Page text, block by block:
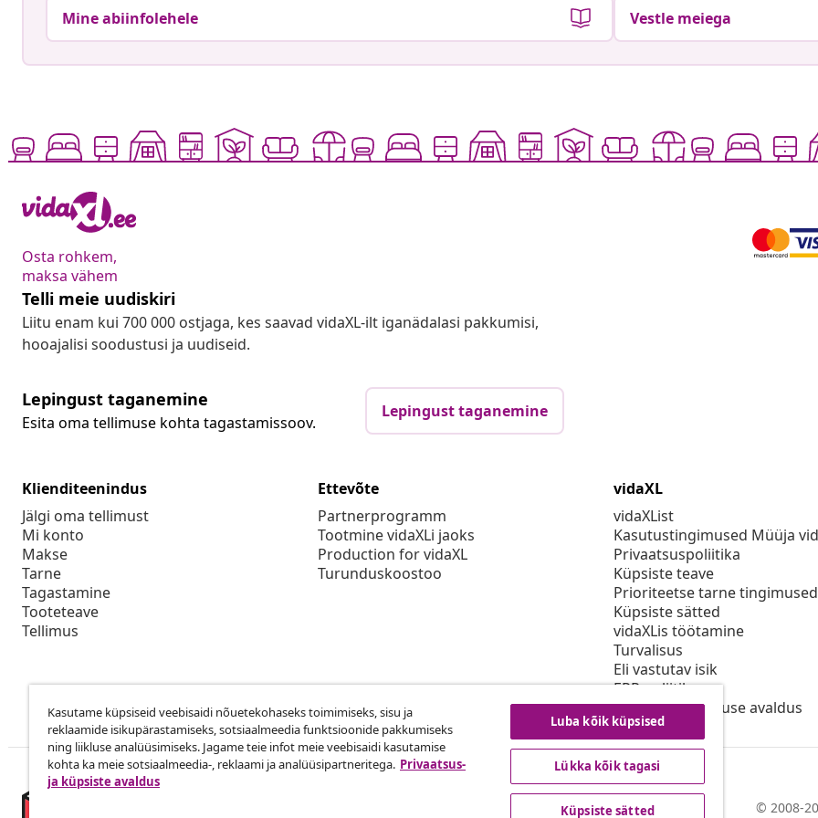
Mine abiinfolehele Vestle meiega
Osta rohkem,
maksa vähem
Telli meie uudiskiri
Liitu enam kui 700 000 ostjaga, kes saavad vidaXL-ilt iganädalasi pakkumisi,
hooajalisi soodustusi ja uudiseid.
Lepingust taganemine
Esita oma tellimuse kohta tagastamissoov.
Lepingust taganemine
Klienditeenindus
Jälgi oma tellimust
Mi konto
Makse
Tarne
Tagastamine
Tooteteave
Tellimus
Ettevõte
Partnerprogramm
Tootmine vidaXLi jaoks
Production for vidaXL
Turunduskoostoo
vidaXL
vidaXList
Kasutustingimused Müüja
Privaatsuspoliitika
Küpsiste teave
Prioriteetse tarne tingimused
Küpsiste sätted
vidaXLis töötamine
Turvalisus
Eli vastutav isik
EPR poliitika
Juurdepääsetavuse avaldus
© 2008-
Kasutame küpsiseid veebisaidi nõuetekohaseks toimimiseks, sisu ja
reklaamide isikupärastamiseks, sotsiaalmeedia funktsioonide pakkumiseks
ning liikluse analüüsimiseks. Jagame teie infot meie veebisaidi kasutamise
kohta ka meie sotsiaalmeedia-, reklaami ja analüüsipartneritega. Privaatsus-
ja küpsiste avaldus
Luba kõik küpsised
Lükka kõik tagasi
Küpsiste sätted